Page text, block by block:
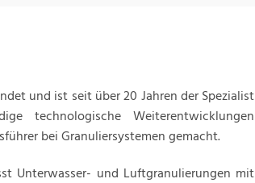
und ist seit über 20 Jahren der Spezialist
technologische Weiterentwicklungen
bei Granuliersystemen gemacht.
Unterwasser- und Luftgranulierungen mit